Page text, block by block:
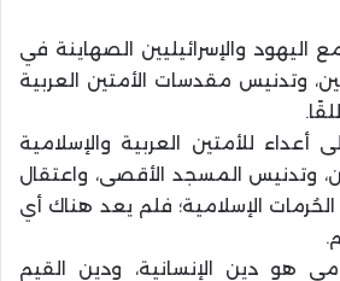
اليهود والإسرائيليين الصهاينة في
وتدنيس مقدسات الأمتين العربية
أعداء للأمتين العربية والإسلامية
وتدنيس المسجد الأقصى، واعتقال
الحُرمات الإسلامية؛ فلم يعد هناك أي
هو دين الإنسانية، ودين القيم